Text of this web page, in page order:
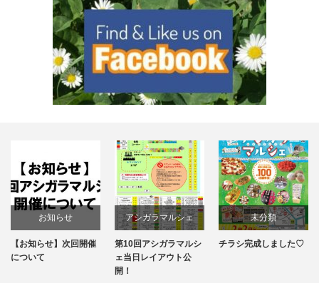
お知らせ
【お知らせ】次回開催
について
アシガラマルシェ
第10回アシガラマルシ
第10回アシガラマルシ
ェ当日レイアウト公
開！
未分類
チラシ完成しました♡